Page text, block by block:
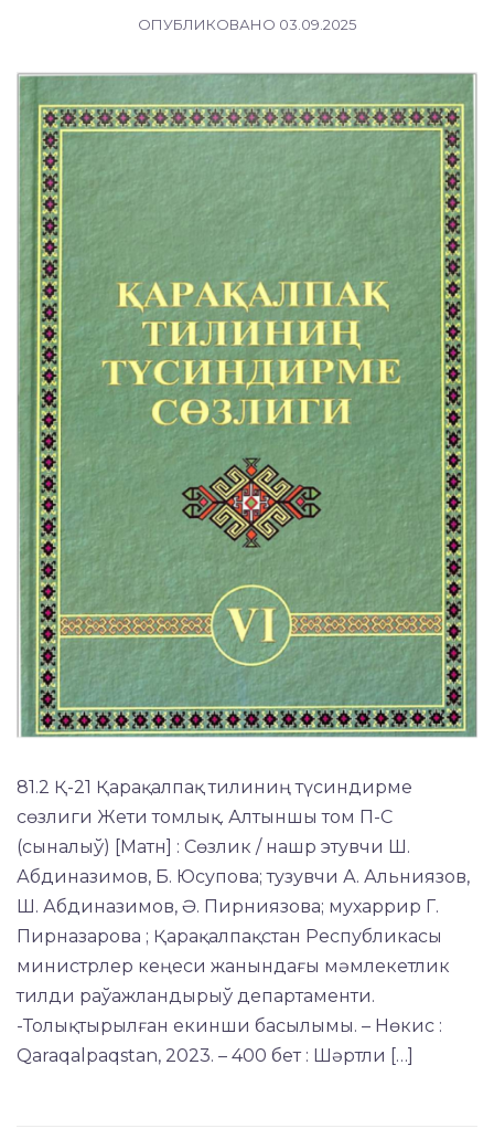
ОПУБЛИКОВАНО 03.09.2025
81.2 Қ-21 Қарақалпақ тилиниң түсиндирме
сөзлиги Жети томлық. Алтыншы том П-C
(сыналыў) [Матн] : Сөзлик / нашр этувчи Ш.
Абдиназимов, Б. Юсупова; тузувчи А. Альниязов,
Ш. Абдиназимов, Ә. Пирниязова; мухаррир Г.
Пирназарова ; Қарақалпақстан Республикасы
министрлер кеңеси жанындағы мәмлекетлик
тилди раўажландырыў департаменти.
-Толықтырылған екинши басылымы. – Нөкис :
Qaraqalpaqstan, 2023. – 400 бет : Шәртли […]